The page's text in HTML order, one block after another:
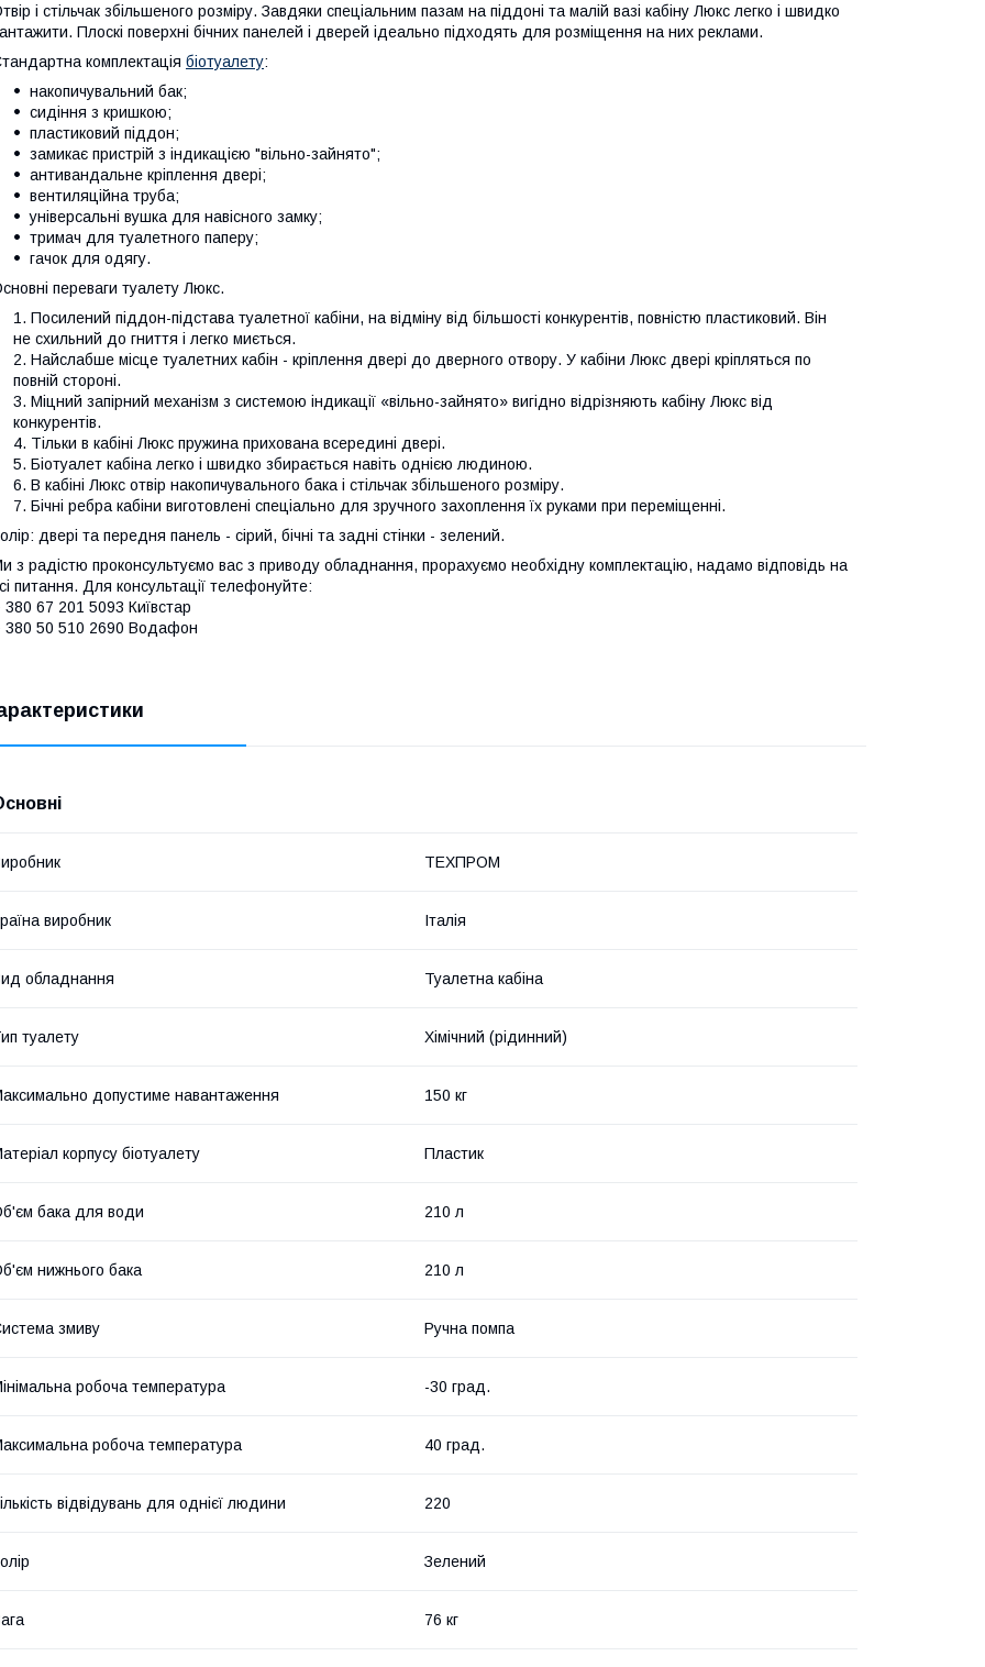
і стільчак збільшеного розміру. Завдяки спеціальним пазам на піддоні та малій вазі кабіну Люкс легко і швидко
Плоскі поверхні бічних панелей і дверей ідеально підходять для розміщення на них реклами.
комплектація біотуалету:
накопичувальний бак;
сидіння з кришкою;
пластиковий піддон;
замикає пристрій з індикацією "вільно-зайнято";
антивандальне кріплення двері;
вентиляційна труба;
універсальні вушка для навісного замку;
тримач для туалетного паперу;
гачок для одягу.
переваги туалету Люкс.
Посилений піддон-підстава туалетної кабіни, на відміну від більшості конкурентів, повністю пластиковий. Він
не схильний до гниття і легко миється.
Найслабше місце туалетних кабін - кріплення двері до дверного отвору. У кабіни Люкс двері кріпляться по
повній стороні.
Міцний запірний механізм з системою індикації «вільно-зайнято» вигідно відрізняють кабіну Люкс від
конкурентів.
Тільки в кабіні Люкс пружина прихована всередині двері.
Біотуалет кабіна легко і швидко збирається навіть однією людиною.
В кабіні Люкс отвір накопичувального бака і стільчак збільшеного розміру.
Бічні ребра кабіни виготовлені спеціально для зручного захоплення їх руками при переміщенні.
двері та передня панель - сірий, бічні та задні стінки - зелений.
з радістю проконсультуємо вас з приводу обладнання, прорахуємо необхідну комплектацію, надамо відповідь на
питання. Для консультації телефонуйте:
380 67 201 5093 Київстар
380 50 510 2690 Водафон
ТЕХПРОМ
виробник Італія
обладнання Туалетна кабіна
туалету Хімічний (рідинний)
допустиме навантаження 150 кг
корпусу біотуалету Пластик
бака для води 210 л
нижнього бака 210 л
змиву Ручна помпа
робоча температура -30 град.
робоча температура 40 град.
відвідувань для однієї людини 220
Зелений
76 кг